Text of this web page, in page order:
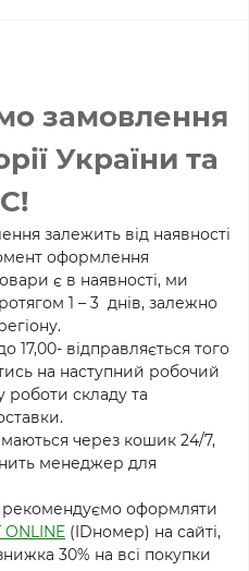
замовлення
України та
залежить від наявності
оформлення
є в наявності, ми
1 – 3 днів, залежно
відправляється того
на наступний робочий
складу та
через кошик 24/7,
менеджер для
оформляти
(IDномер) на сайті,
30% на всі покупки